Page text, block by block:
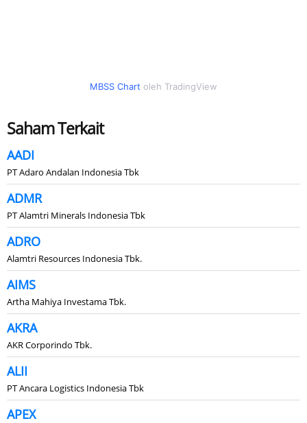
MBSS Chart oleh TradingView
Saham Terkait
AADI
PT Adaro Andalan Indonesia Tbk
ADMR
PT Alamtri Minerals Indonesia Tbk
ADRO
Alamtri Resources Indonesia Tbk.
AIMS
Artha Mahiya Investama Tbk.
AKRA
AKR Corporindo Tbk.
ALII
PT Ancara Logistics Indonesia Tbk
APEX